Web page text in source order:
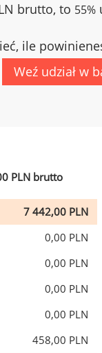
brutto, to 55%
ile
Weź udział w
PLN brutto
7 442,00 PLN
0,00 PLN
0,00 PLN
0,00 PLN
0,00 PLN
458,00 PLN